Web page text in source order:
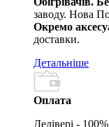
заводу. Нова
Окремо
доставки.
Детальніше
Оплата
Делівері -